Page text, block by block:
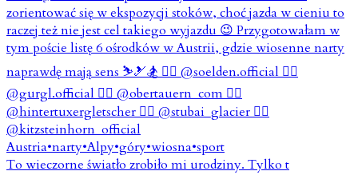
To wieczorne światło zrobiło mi urodziny. Tylko t